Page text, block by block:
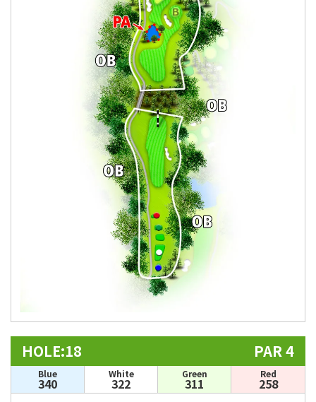
HOLE:18 PAR 4
Blue
340
White
322
Green
311
Red
258